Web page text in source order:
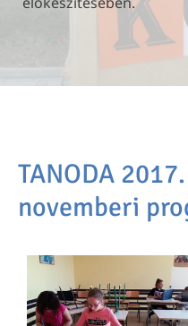
TANODA
novemberi